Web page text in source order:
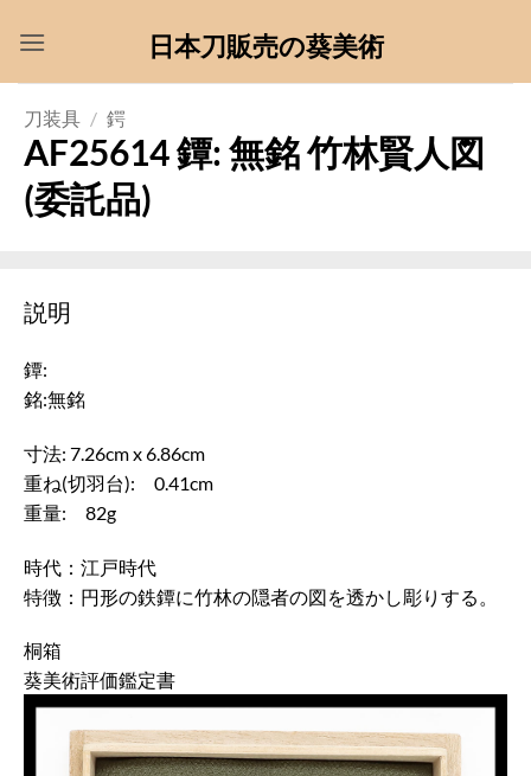
日本刀販売の葵美術
刀装具 / 鍔
AF25614 鐔: 無銘 竹林賢人図
(委託品)
説明
鐔:
銘:無銘
寸法: 7.26cm x 6.86cm
重ね(切羽台): 0.41cm
重量: 82g
時代：江戸時代
特徴：円形の鉄鐔に竹林の隠者の図を透かし彫りする。
桐箱
葵美術評価鑑定書